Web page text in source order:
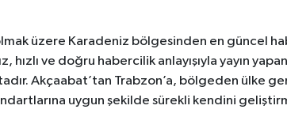
üzere Karadeniz bölgesinden en güncel
hızlı ve doğru habercilik anlayışıyla yayın
Akçaabat’tan Trabzon’a, bölgeden ülke
uygun şekilde sürekli kendini